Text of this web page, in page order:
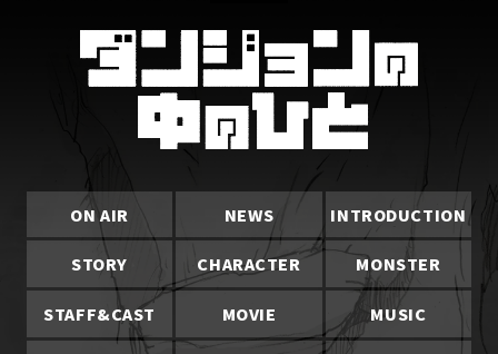
ON AIR NEWS INTRODUCTION
STORY CHARACTER MONSTER
STAFF&CAST MOVIE MUSIC